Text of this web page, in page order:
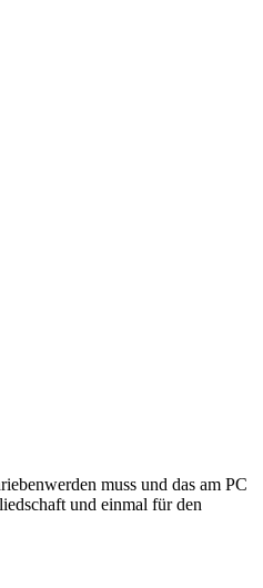
muss und das am PC
und einmal für den